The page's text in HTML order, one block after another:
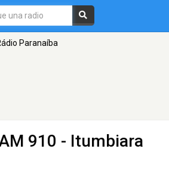
Paranaíba
910 - Itumbiara